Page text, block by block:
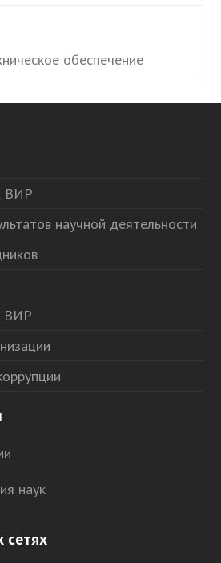
обеспечение
ВИР
научной деятельности
ВИР
наук
сетях